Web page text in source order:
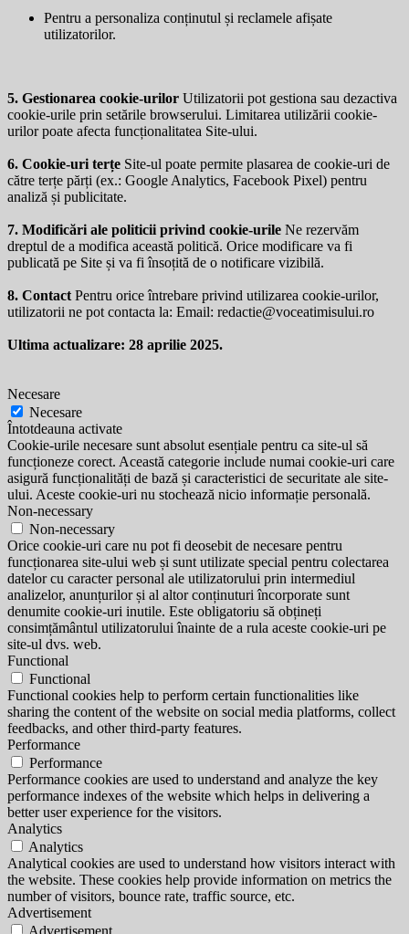
Pentru a personaliza conținutul și reclamele afișate
utilizatorilor.
5. Gestionarea cookie-urilor Utilizatorii pot gestiona sau dezactiva
cookie-urile prin setările browserului. Limitarea utilizării cookie-
urilor poate afecta funcționalitatea Site-ului.
6. Cookie-uri terțe Site-ul poate permite plasarea de cookie-uri de
către terțe părți (ex.: Google Analytics, Facebook Pixel) pentru
analiză și publicitate.
7. Modificări ale politicii privind cookie-urile Ne rezervăm
dreptul de a modifica această politică. Orice modificare va fi
publicată pe Site și va fi însoțită de o notificare vizibilă.
8. Contact Pentru orice întrebare privind utilizarea cookie-urilor,
utilizatorii ne pot contacta la: Email: redactie@voceatimisului.ro
Ultima actualizare: 28 aprilie 2025.
Necesare
Necesare
Întotdeauna activate
Cookie-urile necesare sunt absolut esențiale pentru ca site-ul să
funcționeze corect. Această categorie include numai cookie-uri care
asigură funcționalități de bază și caracteristici de securitate ale site-
ului. Aceste cookie-uri nu stochează nicio informație personală.
Non-necessary
Non-necessary
Orice cookie-uri care nu pot fi deosebit de necesare pentru
funcționarea site-ului web și sunt utilizate special pentru colectarea
datelor cu caracter personal ale utilizatorului prin intermediul
analizelor, anunțurilor și al altor conținuturi încorporate sunt
denumite cookie-uri inutile. Este obligatoriu să obțineți
consimțământul utilizatorului înainte de a rula aceste cookie-uri pe
site-ul dvs. web.
Functional
Functional
Functional cookies help to perform certain functionalities like
sharing the content of the website on social media platforms, collect
feedbacks, and other third-party features.
Performance
Performance
Performance cookies are used to understand and analyze the key
performance indexes of the website which helps in delivering a
better user experience for the visitors.
Analytics
Analytics
Analytical cookies are used to understand how visitors interact with
the website. These cookies help provide information on metrics the
number of visitors, bounce rate, traffic source, etc.
Advertisement
Advertisement